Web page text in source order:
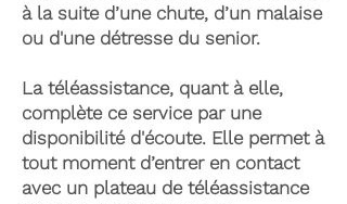
à la suite d’une chute, d’un malaise
ou d'une détresse du senior.
La téléassistance, quant à elle,
complète ce service par une
disponibilité d'écoute. Elle permet à
tout moment d’entrer en contact
avec un plateau de téléassistance